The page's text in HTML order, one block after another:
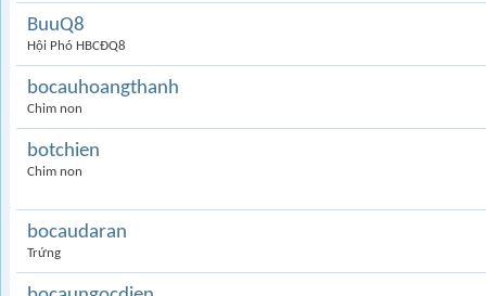
BuuQ8
Hội Phó HBCĐQ8
bocauhoangthanh
Chim non
botchien
Chim non
bocaudaran
Trứng